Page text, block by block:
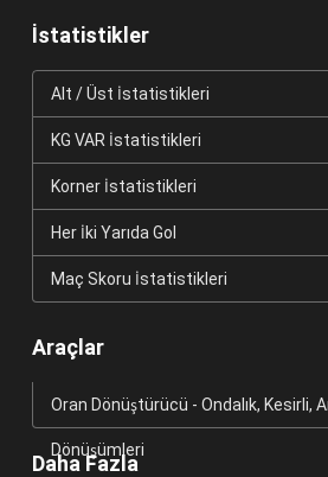
İstatistikler
Alt / Üst İstatistikleri
KG VAR İstatistikleri
Korner İstatistikleri
Her İki Yarıda Gol
Maç Skoru İstatistikleri
Araçlar
Oran Dönüştürücü - Ondalık, Kesirli,
Dönüşümleri
Daha Fazla